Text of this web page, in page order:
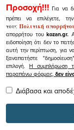
Προσοχή!!! Για να
πρέπει να επιλέγετε,
τουςΠολιτική
απορρήτου τουkozan.gr.
ειδοποίηση ότι δεν το
αυτή την περίπτωση, για
ξαναπατήστε
επιλογή.Η συμπλήρωση
παραπάνω φόρμας, δεν
Διάβασα και